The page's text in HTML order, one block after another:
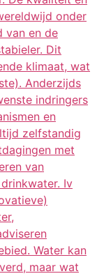
onder
van en de
Dit
klimaat, wat
Anderzijds
indringers
en
zelfstandig
met
van
Iv
Water kan
maar wat